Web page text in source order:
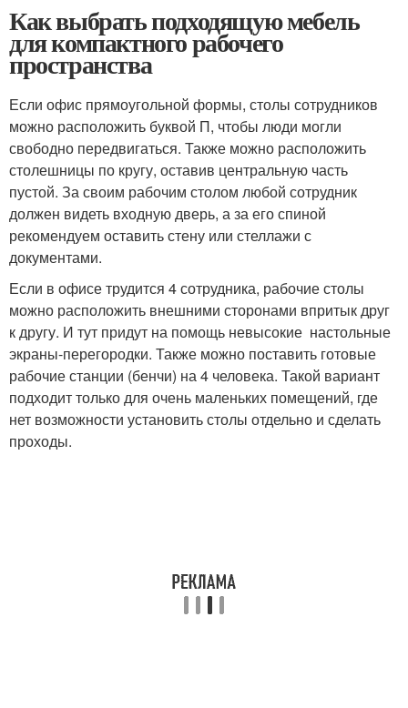
Как выбрать подходящую мебель
для компактного рабочего
пространства
Если офис прямоугольной формы, столы сотрудников
можно расположить буквой П, чтобы люди могли
свободно передвигаться. Также можно расположить
столешницы по кругу, оставив центральную часть
пустой. За своим рабочим столом любой сотрудник
должен видеть входную дверь, а за его спиной
рекомендуем оставить стену или стеллажи с
документами.
Если в офисе трудится 4 сотрудника, рабочие столы
можно расположить внешними сторонами впритык друг
к другу. И тут придут на помощь невысокие настольные
экраны-перегородки. Также можно поставить готовые
рабочие станции (бенчи) на 4 человека. Такой вариант
подходит только для очень маленьких помещений, где
нет возможности установить столы отдельно и сделать
проходы.